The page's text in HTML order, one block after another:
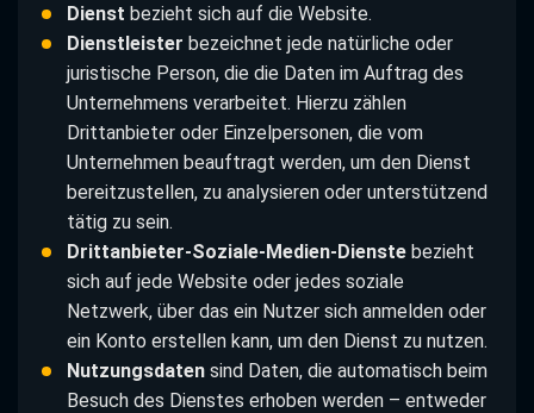
Dienst bezieht sich auf die Website.
Dienstleister bezeichnet jede natürliche oder
juristische Person, die die Daten im Auftrag des
Unternehmens verarbeitet. Hierzu zählen
Drittanbieter oder Einzelpersonen, die vom
Unternehmen beauftragt werden, um den Dienst
bereitzustellen, zu analysieren oder unterstützend
tätig zu sein.
Drittanbieter-Soziale-Medien-Dienstebezieht
sich auf jede Website oder jedes soziale
Netzwerk, über das ein Nutzer sich anmelden oder
ein Konto erstellen kann, um den Dienst zu nutzen.
Nutzungsdatensind Daten, die automatisch beim
Besuch des Dienstes erhoben werden – entweder